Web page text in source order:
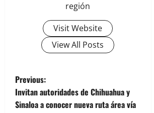
región
Visit Website
View All Posts
P
o
Previous:
Invitan autoridades de Chihuahua y
Sinaloa a conocer nueva ruta área vía